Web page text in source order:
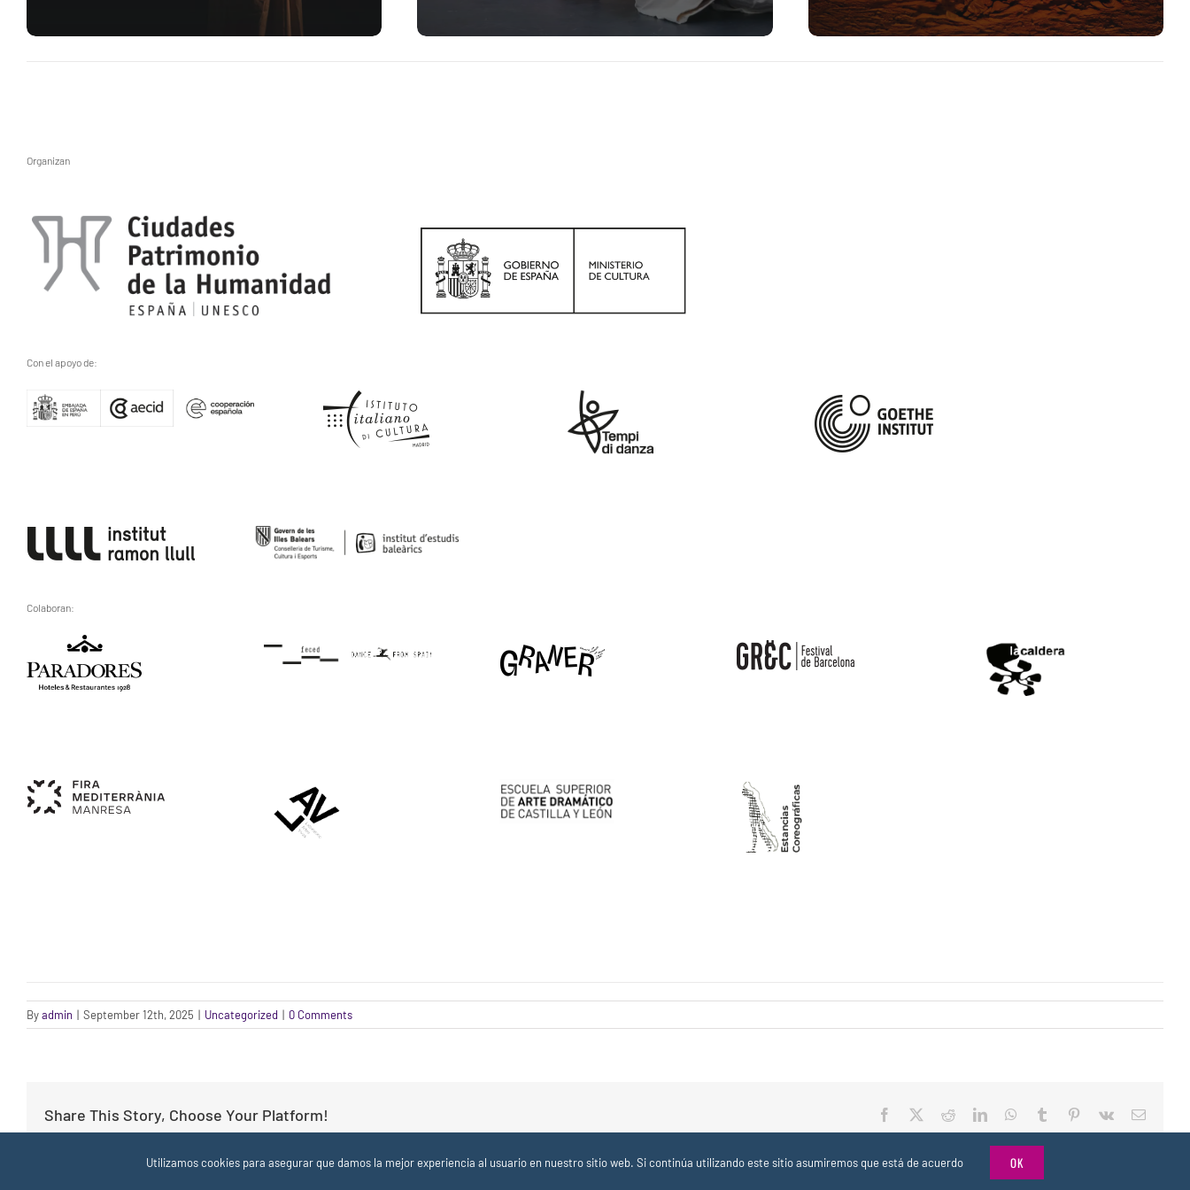
Organizan
Con el apoyo de:
Colaboran:
Byadmin | September 12th, 2025 | Uncategorized | 0 Comments
Share This Story, Choose Your Platform! Facebook RedditLinkedInWhatsApp
Tumblr Pinterest
Vk Email
Utilizamos cookies para asegurar que damos la mejor experiencia al usuario en nuestro sitio web. Si continúa utilizando este sitio asumiremos que está de acuerdo OK